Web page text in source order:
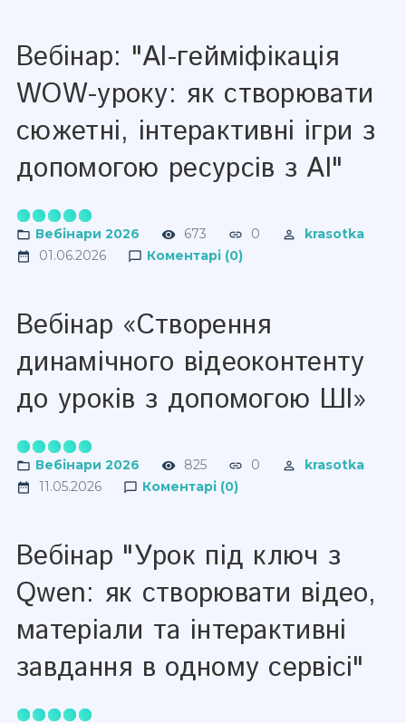
Вебінар: "AI-гейміфікація
WOW-уроку: як створювати
сюжетні, інтерактивні ігри з
допомогою ресурсів з AI"
Вебінари 2026 673 0
krasotka
01.06.2026
Коментарі (0)
Вебінар «Створення
динамічного відеоконтенту
до уроків з допомогою ШІ»
Вебінари 2026 825 0
krasotka
11.05.2026
Коментарі (0)
Вебінар "Урок під ключ з
Qwen: як створювати відео,
матеріали та інтерактивні
завдання в одному сервісі"